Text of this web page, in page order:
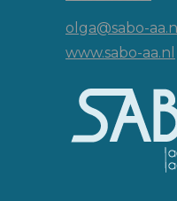
olga@sabo-aa.nl
www.sabo-aa.nl